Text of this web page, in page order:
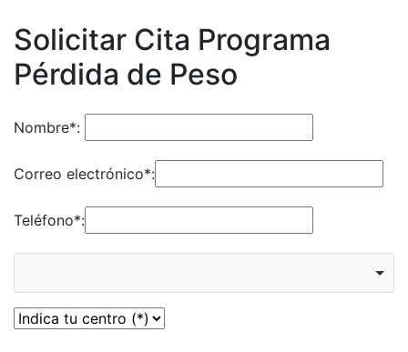
Solicitar Cita Programa
Pérdida de Peso
Nombre*:
Correo electrónico*:
Teléfono*: